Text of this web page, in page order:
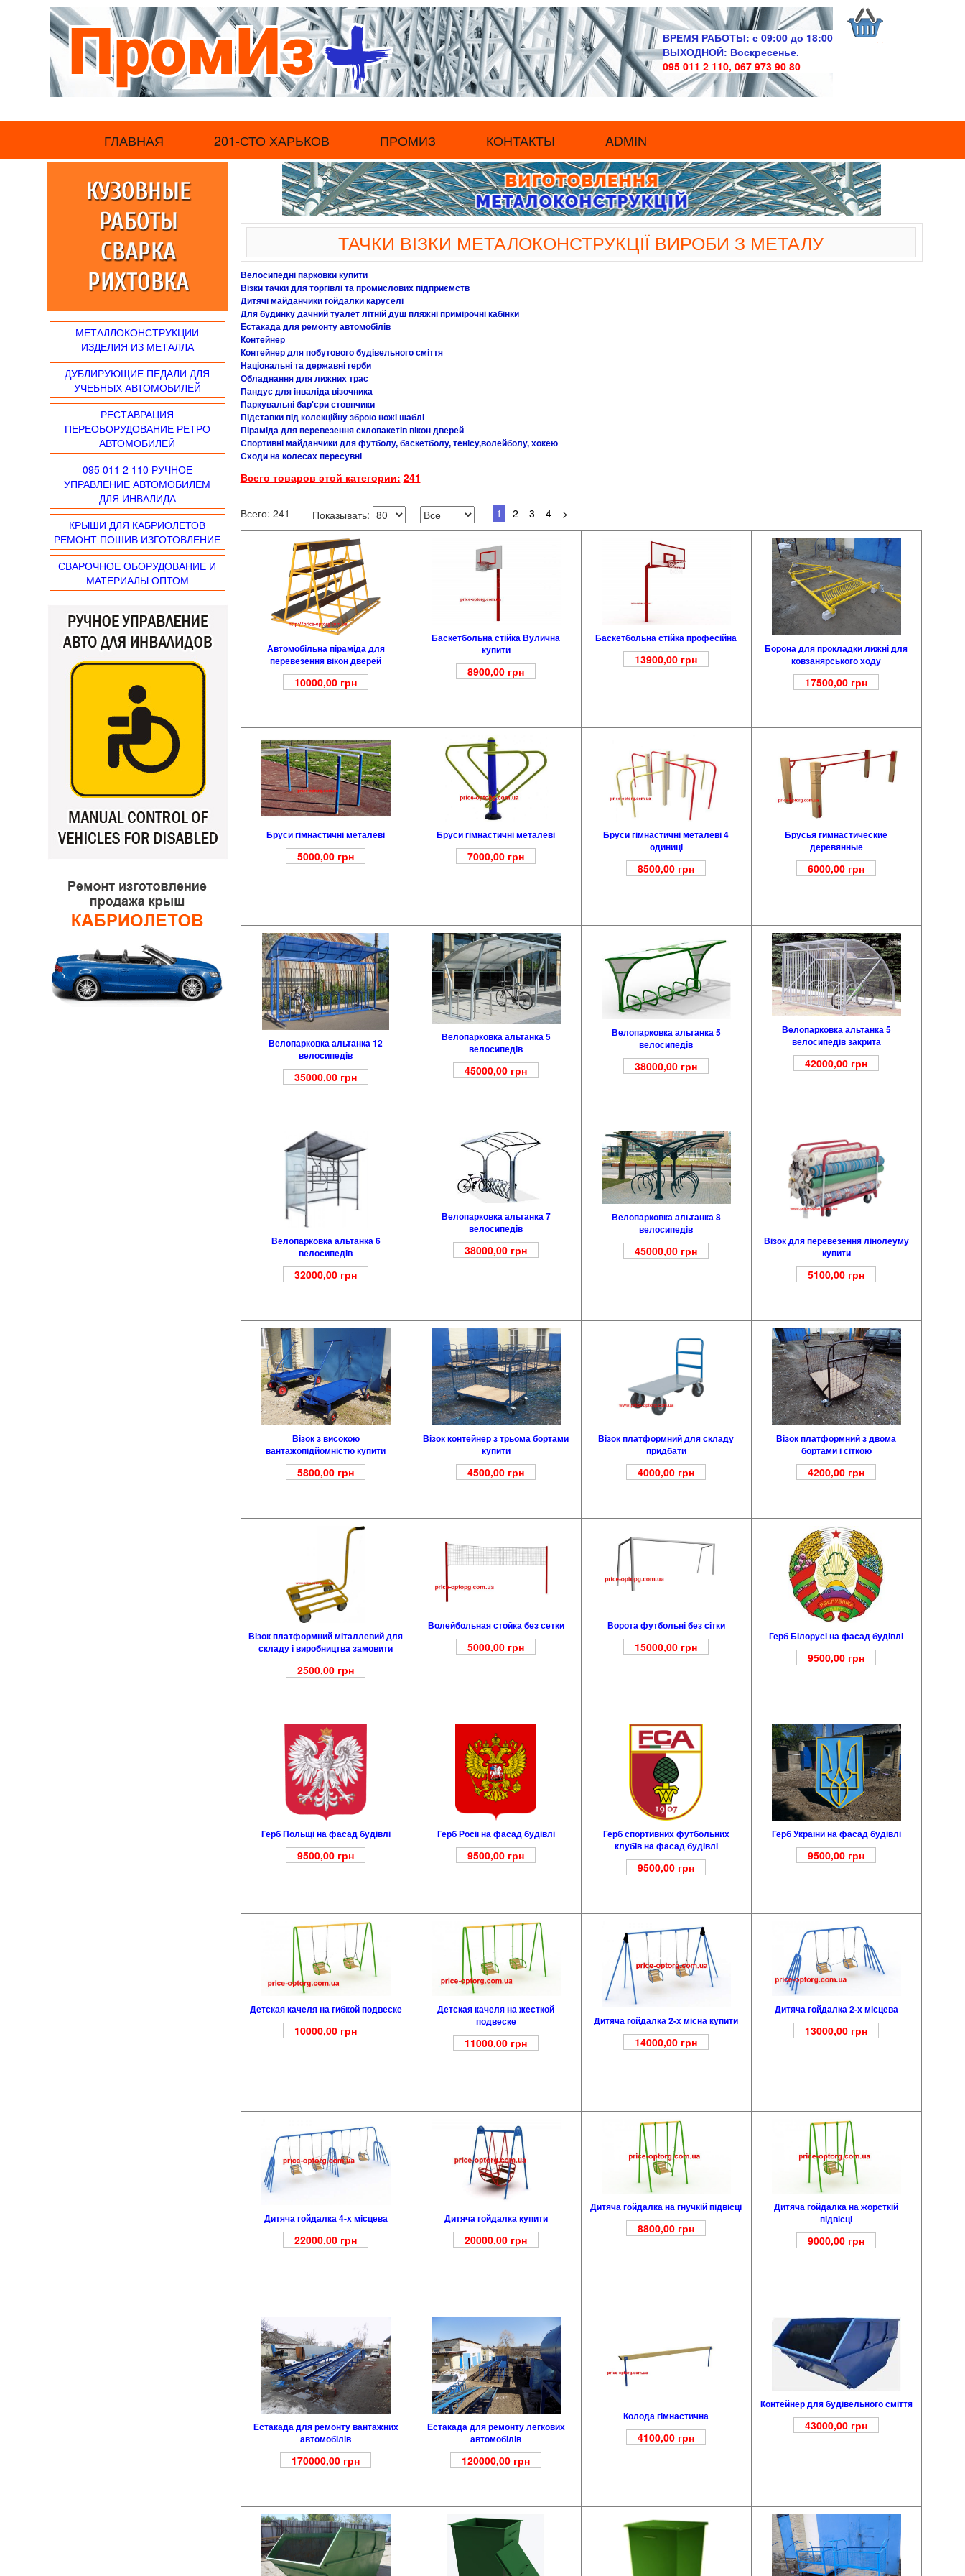
.
ВРЕМЯ РАБОТЫ: с 09:00 до 18:00
ВЫХОДНОЙ: Воскресенье.
095 011 2 110, 067 973 90 80
ГЛАВНАЯ 201-СТО ХАРЬКОВ ПРОМИЗ КОНТАКТЫ ADMIN
МЕТАЛЛОКОНСТРУКЦИИ
ИЗДЕЛИЯ ИЗ МЕТАЛЛА
ДУБЛИРУЮЩИЕ ПЕДАЛИ ДЛЯ
УЧЕБНЫХ АВТОМОБИЛЕЙ
РЕСТАВРАЦИЯ
ПЕРЕОБОРУДОВАНИЕ РЕТРО
АВТОМОБИЛЕЙ
095 011 2 110 РУЧНОЕ
УПРАВЛЕНИЕ АВТОМОБИЛЕМ
ДЛЯ ИНВАЛИДА
КРЫШИ ДЛЯ КАБРИОЛЕТОВ
РЕМОНТ ПОШИВ ИЗГОТОВЛЕНИЕ
СВАРОЧНОЕ ОБОРУДОВАНИЕ И
МАТЕРИАЛЫ ОПТОМ
ТАЧКИ ВІЗКИ МЕТАЛОКОНСТРУКЦІЇ ВИРОБИ З МЕТАЛУ
Велосипедні парковки купити
Візки тачки для торгівлі та промислових підприємств
Дитячі майданчики гойдалки каруселі
Для будинку дачний туалет літній душ пляжні примірочні кабінки
Естакада для ремонту автомобілів
Контейнер
Контейнер для побутового будівельного сміття
Національні та державні герби
Обладнання для лижних трас
Пандус для інваліда візочника
Паркувальні бар'єри стовпчики
Підставки під колекційну зброю ножі шаблі
Піраміда для перевезення склопакетів вікон дверей
Спортивні майданчики для футболу, баскетболу, тенісу,волейболу, хокею
Сходи на колесах пересувні
Всего товаров этой категории: 241
Всего: 241 Показывать: 1 2 3 4 >
Автомобільна піраміда для
перевезення вікон дверей
10000,00 грн
Баскетбольна стійка Вулична
купити
8900,00 грн
Баскетбольна стійка професійна
13900,00 грн
Борона для прокладки лижні для
ковзанярського ходу
17500,00 грн
Бруси гімнастичні металеві
5000,00 грн
Бруси гімнастичні металеві
7000,00 грн
Бруси гімнастичні металеві 4
одиниці
8500,00 грн
Брусья гимнастические
деревянные
6000,00 грн
Велопарковка альтанка 12
велосипедів
35000,00 грн
Велопарковка альтанка 5
велосипедів
45000,00 грн
Велопарковка альтанка 5
велосипедів
38000,00 грн
Велопарковка альтанка 5
велосипедів закрита
42000,00 грн
Велопарковка альтанка 6
велосипедів
32000,00 грн
Велопарковка альтанка 7
велосипедів
38000,00 грн
Велопарковка альтанка 8
велосипедів
45000,00 грн
Візок для перевезення лінолеуму
купити
5100,00 грн
Візок з високою
вантажопідйомністю купити
5800,00 грн
Візок контейнер з трьома бортами
купити
4500,00 грн
Візок платформний для складу
придбати
4000,00 грн
Візок платформний з двома
бортами і сіткою
4200,00 грн
Візок платформний мiталлевий для
складу і виробництва замовити
2500,00 грн
Волейбольная стойка без сетки
5000,00 грн
Ворота футбольні без сітки
15000,00 грн
Герб Білорусі на фасад будівлі
9500,00 грн
Герб Польщі на фасад будівлі
9500,00 грн
Герб Росії на фасад будівлі
9500,00 грн
Герб спортивних футбольних
клубів на фасад будівлі
9500,00 грн
Герб України на фасад будівлі
9500,00 грн
Детская качеля на гибкой подвеске
10000,00 грн
Детская качеля на жесткой
подвеске
11000,00 грн
Дитяча гойдалка 2-х місна купити
14000,00 грн
Дитяча гойдалка 2-х місцева
13000,00 грн
Дитяча гойдалка 4-х місцева
22000,00 грн
Дитяча гойдалка купити
20000,00 грн
Дитяча гойдалка на гнучкій підвісці
8800,00 грн
Дитяча гойдалка на жорсткій
підвісці
9000,00 грн
Естакада для ремонту вантажних
автомобілів
170000,00 грн
Естакада для ремонту легкових
автомобілів
120000,00 грн
Колода гімнастична
4100,00 грн
Контейнер для будівельного сміття
43000,00 грн